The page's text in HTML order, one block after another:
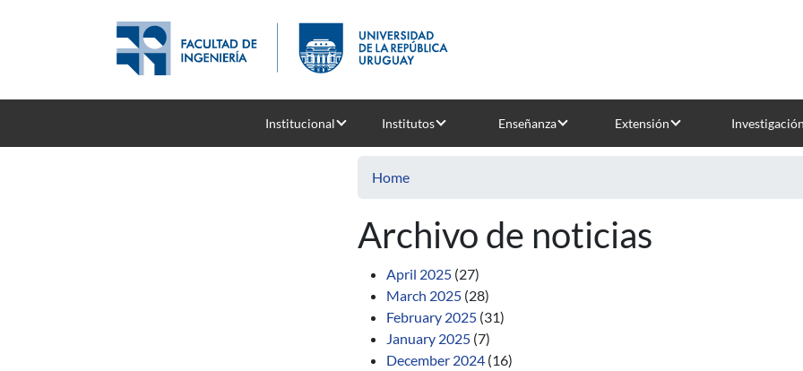
Institucional Institutos Enseñanza Extensión Investigación
Home
Archivo de noticias
April 2025 (27)
March 2025 (28)
February 2025 (31)
January 2025 (7)
December 2024 (16)